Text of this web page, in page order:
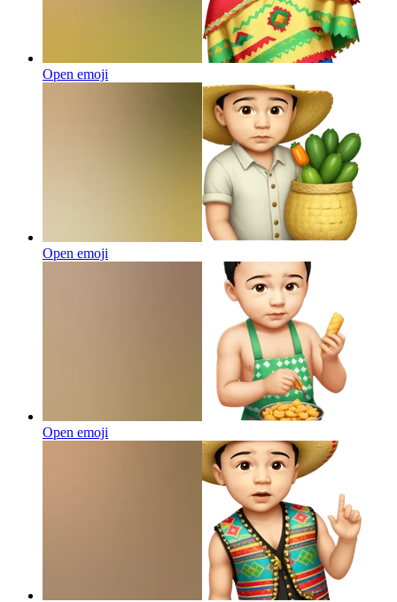
Open emoji
Open emoji
Open emoji